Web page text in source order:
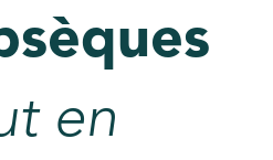
en